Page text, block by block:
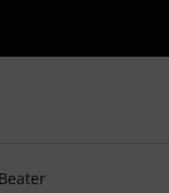
sökningen med